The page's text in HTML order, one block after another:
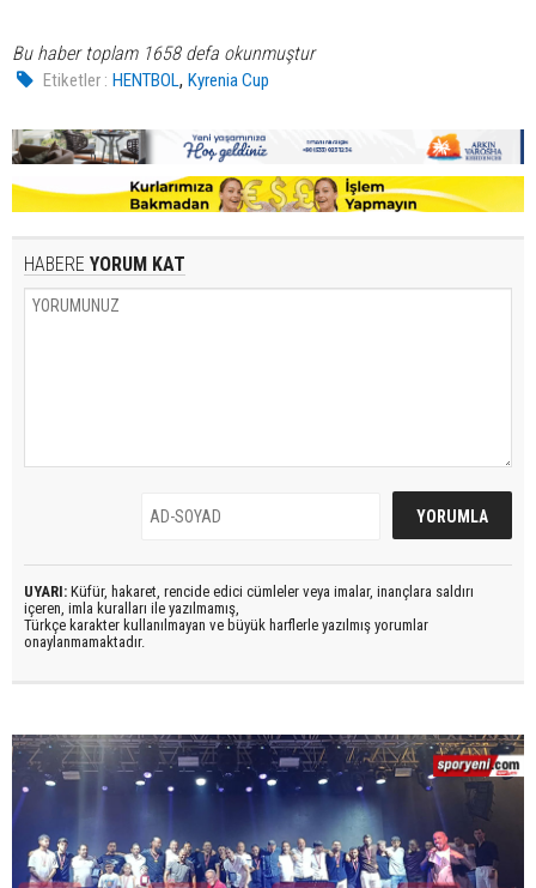
Bu haber toplam 1658 defa okunmuştur
Etiketler : HENTBOL,Kyrenia Cup
HABERE YORUM KAT
UYARI: Küfür, hakaret, rencide edici cümleler veya imalar, inançlara saldırı
içeren, imla kuralları ile yazılmamış,
Türkçe karakter kullanılmayan ve büyük harflerle yazılmış yorumlar
onaylanmamaktadır.